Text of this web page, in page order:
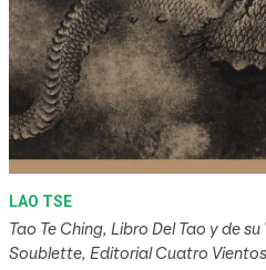
LAO TSE
Tao Te Ching, Libro Del Tao y de
Soublette, Editorial Cuatro